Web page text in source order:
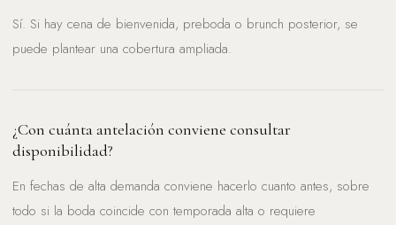
Sí. Si hay cena de bienvenida, preboda o brunch posterior, se
puede plantear una cobertura ampliada.
¿Con cuánta antelación conviene consultar
disponibilidad?
En fechas de alta demanda conviene hacerlo cuanto antes, sobre
todo si la boda coincide con temporada alta o requiere